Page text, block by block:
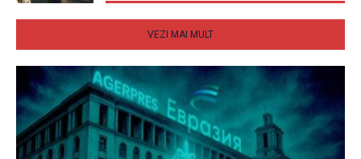
VEZI MAI MULT